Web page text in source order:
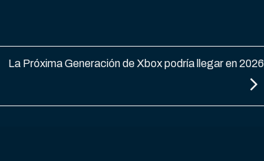
La Próxima Generación de Xbox podría llegar en 2026